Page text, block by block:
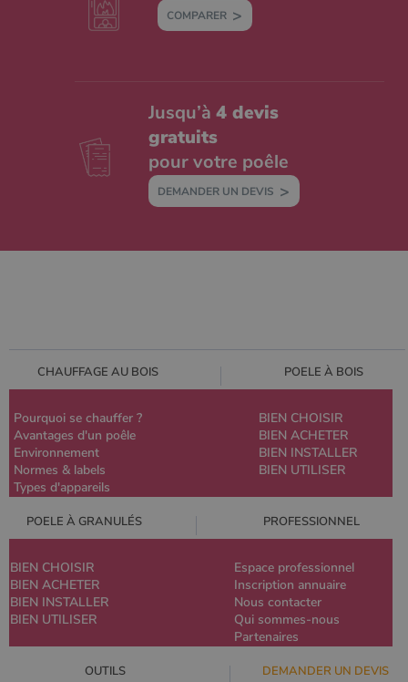
COMPARER
Jusqu’à4 devis
gratuits
pour votre poêle
DEMANDER UN DEVIS
CHAUFFAGE AU BOIS POELE À BOIS
Pourquoi se chauffer ?
Avantages d'un poêle
Environnement
Normes & labels
Types d'appareils
BIEN CHOISIR
BIEN ACHETER
BIEN INSTALLER
BIEN UTILISER
POELE À GRANULÉS PROFESSIONNEL
BIEN CHOISIR
BIEN ACHETER
BIEN INSTALLER
BIEN UTILISER
Espace professionnel
Inscription annuaire
Nous contacter
Qui sommes-nous
Partenaires
OUTILS DEMANDER UN DEVIS